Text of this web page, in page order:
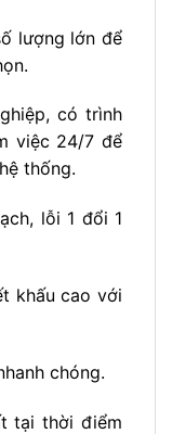
lượng lớn để
có trình
việc 24/7 để
thống.
lỗi 1 đổi 1
khấu cao với
chóng.
tại thời điểm